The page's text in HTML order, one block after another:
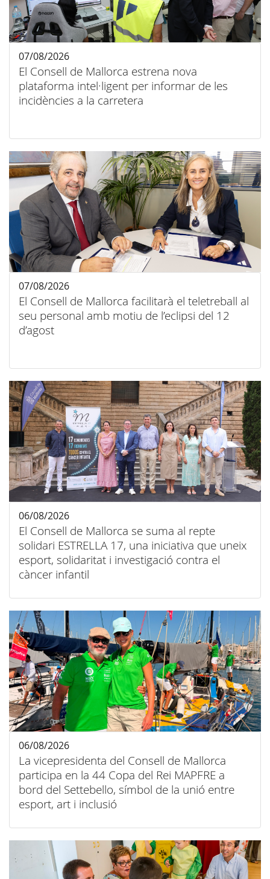
El Consell de Mallorca estrena nova
plataforma intel·ligent per informar de les
incidències a la carretera
07/08/2026
El Consell de Mallorca facilitarà el teletreball al
seu personal amb motiu de l’eclipsi del 12
d’agost
07/08/2026
El Consell de Mallorca se suma al repte
solidari ESTRELLA 17, una iniciativa que uneix
esport, solidaritat i investigació contra el
càncer infantil
06/08/2026
La vicepresidenta del Consell de Mallorca
participa en la 44 Copa del Rei MAPFRE a
bord del Settebello, símbol de la unió entre
esport, art i inclusió
06/08/2026